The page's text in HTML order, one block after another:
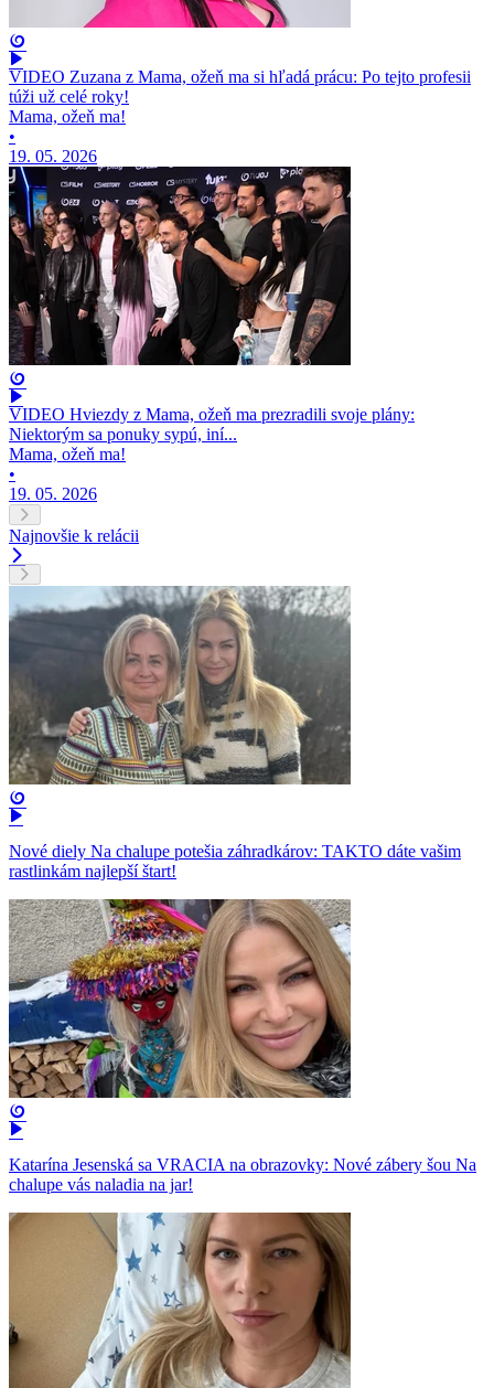
VIDEO Zuzana z Mama, ožeň ma si hľadá prácu: Po tejto profesii
túži už celé roky!
Mama, ožeň ma!
•
19. 05. 2026
VIDEO Hviezdy z Mama, ožeň ma prezradili svoje plány:
Niektorým sa ponuky sypú, iní...
Mama, ožeň ma!
•
19. 05. 2026
Najnovšie k relácii
Nové diely Na chalupe potešia záhradkárov: TAKTO dáte vašim
rastlinkám najlepší štart!
Katarína Jesenská sa VRACIA na obrazovky: Nové zábery šou Na
chalupe vás naladia na jar!